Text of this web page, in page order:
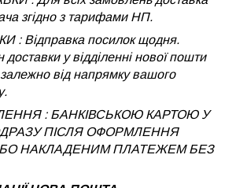
згідно з тарифами НП.
: Відправка посилок щодня.
доставки у відділенні нової пошти
залежно від напрямку вашого
: БАНКІВСЬКОЮ КАРТОЮ У
ПІСЛЯ ОФОРМЛЕННЯ
НАКЛАДЕНИМ ПЛАТЕЖЕМ БЕЗ